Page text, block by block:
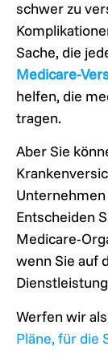
schwer zu
Sache, die
Medicare-
helfen, die
tragen.
Aber Sie
Entscheiden
Medicare-
wenn Sie auf
Werfen wir
Pläne, für die